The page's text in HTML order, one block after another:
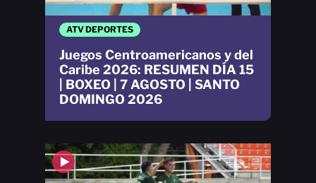
ATV DEPORTES
Juegos Centroamericanos y del
Caribe 2026: RESUMEN DÍA 15
| BOXEO | 7 AGOSTO | SANTO
DOMINGO 2026